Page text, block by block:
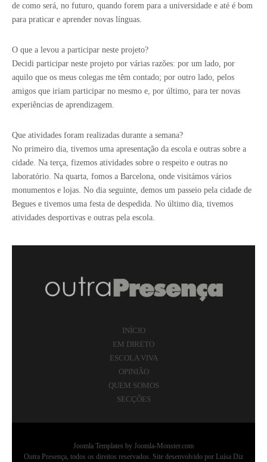
de como será, no futuro, quando forem para a universidade e até é bom
para praticar e aprender novas línguas.
O que a levou a participar neste projeto?
Decidi participar neste projeto por várias razões: por um lado, por
aquilo que os meus colegas me têm contado; por outro lado, pelos
amigos que iriam participar no mesmo e, por último, para ter novas
experiências de aprendizagem.
Que atividades foram realizadas durante a semana?
No primeiro dia, tivemos uma apresentação da escola e outras sobre a
cidade. Na terça, fizemos atividades sobre o respeito e outras no
laboratório. Na quarta, fomos a Barcelona, onde visitámos vários
monumentos e lojas. No dia seguinte, demos um passeio pela cidade de
Begues e tivemos uma festa de despedida. No último dia, tivemos
atividades desportivas e outras pela escola.
INÍCIO
EM DIRETO
ESCOLA VIVA
OPINIÃO
QUEM SOMOS
SECÇÕES
Joomla Templates by Joomla-Monster.com
Outra Presença, todos os direitos reservados. Site desenvolvido por Luísa Diz